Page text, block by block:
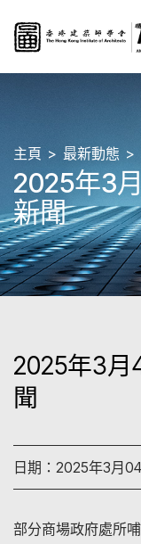
主頁 最新動態
2025年3
新聞
2025年3月
聞
日期：2025年3月
部分商場政府處所